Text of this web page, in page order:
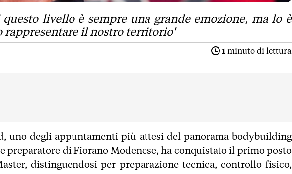
livello è sempre una grande emozione, ma lo è
rappresentare il nostro territorio'
1 minuto di lettura
uno degli appuntamenti più attesi del panorama bodybuilding
preparatore di Fiorano Modenese, ha conquistato il primo posto
distinguendosi per preparazione tecnica, controllo fisico,